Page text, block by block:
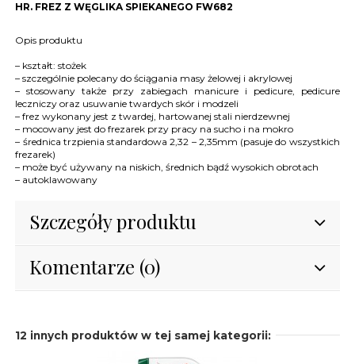
HR. FREZ Z WĘGLIKA SPIEKANEGO FW682
Opis produktu
– kształt: stożek
– szczególnie polecany do ściągania masy żelowej i akrylowej
– stosowany także przy zabiegach manicure i pedicure, pedicure
leczniczy oraz usuwanie twardych skór i modzeli
– frez wykonany jest z twardej, hartowanej stali nierdzewnej
– mocowany jest do frezarek przy pracy na sucho i na mokro
– średnica trzpienia standardowa 2,32 – 2,35mm (pasuje do wszystkich
frezarek)
– może być używany na niskich, średnich bądź wysokich obrotach
– autoklawowany
Szczegóły produktu
Komentarze (0)
12 innych produktów w tej samej kategorii: